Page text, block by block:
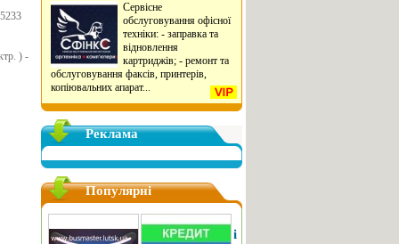
) -
Сервісне
обслуговування офісної
техніки: - заправка та
відновлення
картриджів; - ремонт та
обслуговування факсів, принтерів,
копіювальних апарат...
Реклама
Популярні
Прокат карнавальних і